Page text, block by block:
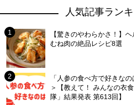
人気記事ラン
【驚きのやわらかさ！】
むね肉の絶品レシピ8選
「人参の食べ方で好きな
＞【教えて！ みんなの衣
隊」結果発表 第613回】